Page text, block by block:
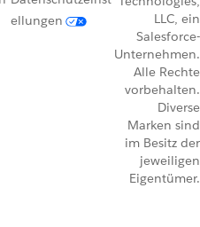
ellungen
LLC, ein
Salesforce-
Unternehmen.
Alle Rechte
vorbehalten.
Diverse
Marken sind
im Besitz der
jeweiligen
Eigentümer.